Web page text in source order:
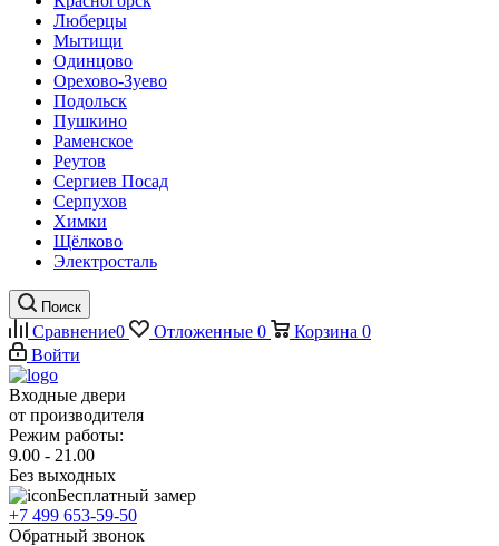
Люберцы
Мытищи
Одинцово
Орехово-Зуево
Подольск
Пушкино
Раменское
Реутов
Сергиев Посад
Серпухов
Химки
Щёлково
Электросталь
Поиск
Сравнение0 Отложенные 0 Корзина 0
Войти
Входные двери
от производителя
Режим работы:
9.00 - 21.00
Без выходных
Бесплатный замер
+7 499 653-59-50
Обратный звонок